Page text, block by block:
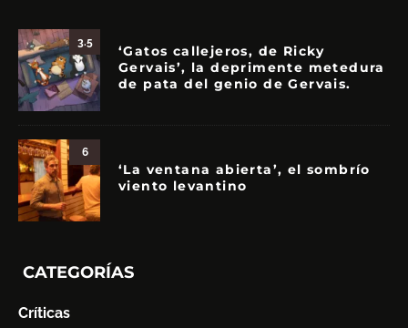
3.5
‘Gatos callejeros, de Ricky
Gervais’, la deprimente metedura
de pata del genio de Gervais.
6
‘La ventana abierta’, el sombrío
viento levantino
CATEGORÍAS
Críticas